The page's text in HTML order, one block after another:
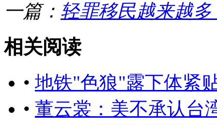
一篇： 轻罪移民越来越
相关阅读
• 地铁"色狼"露下体紧
• 董云裳：美不承认台